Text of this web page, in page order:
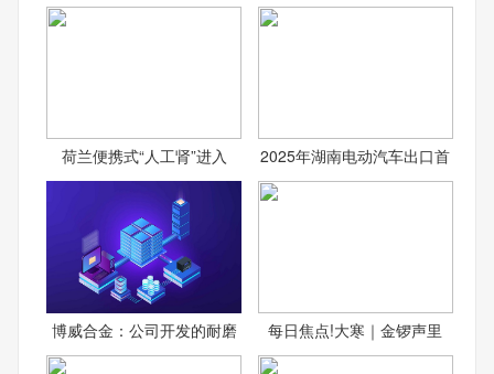
荷兰便携式“人工肾”进入 2025年湖南电动汽车出口首
博威合金：公司开发的耐磨 每日焦点!大寒｜金锣声里